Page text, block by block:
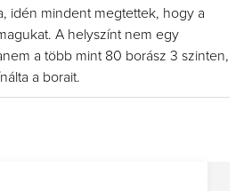
idén mindent megtettek, hogy a
A helyszínt nem egy
a több mint 80 borász 3 szinten,
a borait.